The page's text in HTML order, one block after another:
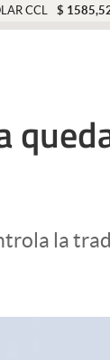
CCL $
la